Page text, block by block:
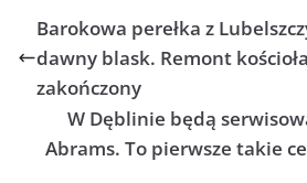
Barokowa perełka z
dawny blask. Remont
zakończony
W Dęblinie będą
Abrams. To pierwsze takie